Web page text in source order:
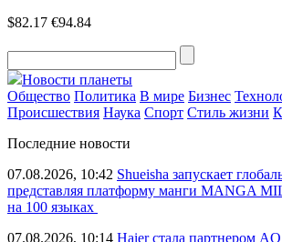
$82.17 €94.84
Новости планеты
Общество Политика В мире Бизнес
Происшествия Наука Спорт Стиль жизни
Последние новости
07.08.2026, 10:42 Shueisha запускает
представляя платформу манги MANGA
на 100 языках
07.08.2026, 10:14 Haier стала партнером